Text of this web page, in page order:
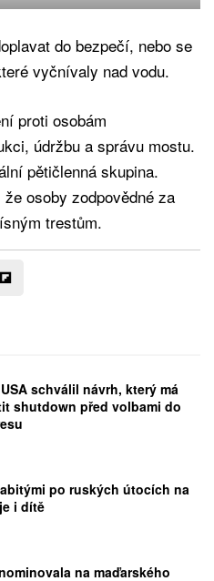
do bezpečí, nebo se
vyčnívaly nad vodu.
proti osobám
údržbu a správu mostu.
pětičlenná skupina.
osoby zodpovědné za
trestům.
schválil návrh, který má
shutdown před volbami do
po ruských útocích na
i dítě
na maďarského